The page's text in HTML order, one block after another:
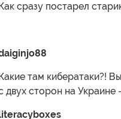
сразу постарел
там кибератаки?!
двух сторон на Украине